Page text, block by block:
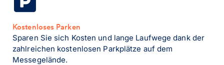
Kostenloses Parken
Sparen Sie sich Kosten und lange Laufwege dank der
zahlreichen kostenlosen Parkplätze auf dem
Messegelände.